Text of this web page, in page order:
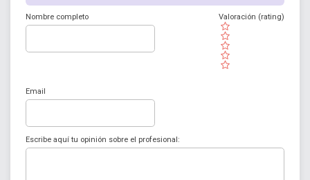
Nombre completo
( )
( )
( )
( )
( )
Valoración (rating)
Email
Escribe aquí tu opinión sobre el profesional: